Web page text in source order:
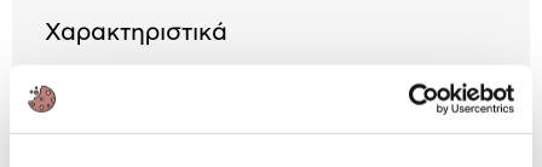
Χαρακτηριστικά
1.700 W
Χωρητικότητα (Lt): 6 Lt